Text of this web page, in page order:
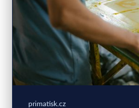
primatisk.cz